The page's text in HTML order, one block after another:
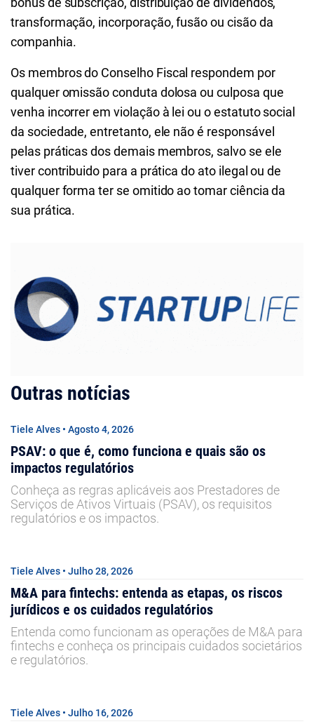
transformação, incorporação, fusão ou cisão da
companhia.
Os membros do Conselho Fiscal respondem por
qualquer omissão conduta dolosa ou culposa que
venha incorrer em violação à lei ou o estatuto social
da sociedade, entretanto, ele não é responsável
pelas práticas dos demais membros, salvo se ele
tiver contribuido para a prática do ato ilegal ou de
qualquer forma ter se omitido ao tomar ciência da
sua prática.
Outras notícias
Tiele Alves • Agosto 4, 2026
PSAV: o que é, como funciona e quais são os
impactos regulatórios
Conheça as regras aplicáveis aos Prestadores de
Serviços de Ativos Virtuais (PSAV), os requisitos
regulatórios e os impactos.
Tiele Alves • Julho 28, 2026
M&A para fintechs: entenda as etapas, os riscos
jurídicos e os cuidados regulatórios
Entenda como funcionam as operações de M&A para
fintechs e conheça os principais cuidados societários
e regulatórios.
Tiele Alves • Julho 16, 2026